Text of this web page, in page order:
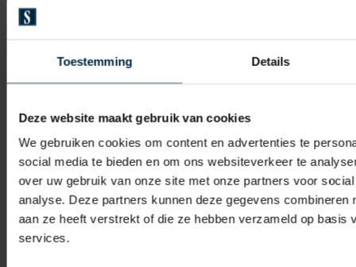
Toestemming Details
Deze website maakt gebruik van cookies
We gebruiken cookies om content en advertenties te
social media te bieden en om ons websiteverkeer te
over uw gebruik van onze site met onze partners voor
analyse. Deze partners kunnen deze gegevens combineren
aan ze heeft verstrekt of die ze hebben verzameld op basis
services.
gilet blauw gemeleerd gilet blauw gemeleerd
Toevoegen aan favorieten